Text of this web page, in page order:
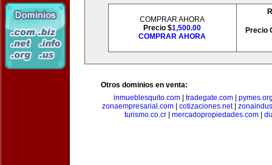
COMPRAR AHORA
Precio $1,500.00
COMPRAR AHORA
Precio
Otros dominios en venta:
inmueblesquito.com
tradegate.com
zonaempresarial.com| cotizaciones.net|
turismo.co.cr| mercadopropiedades.com|